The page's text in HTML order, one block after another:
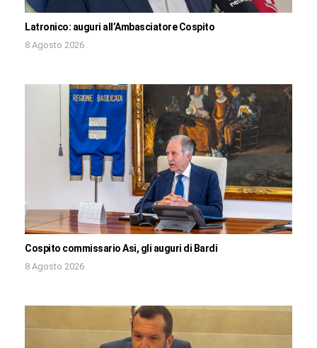
Latronico: auguri all’Ambasciatore Cospito
8 Agosto 2026
Cospito commissario Asi, gli auguri di Bardi
8 Agosto 2026